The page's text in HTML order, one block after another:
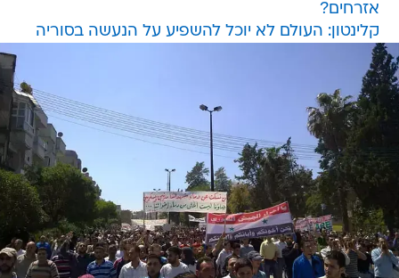
אזרחים?
קלינטון: העולם לא יוכל להשפיע על הנעשה בסוריה